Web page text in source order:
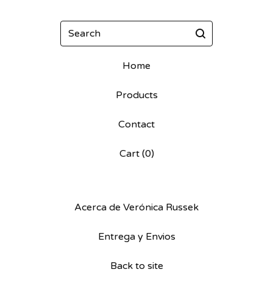
Search
Home
Products
Contact
Cart (0)
Acerca de Verónica Russek
Entrega y Envios
Back to site